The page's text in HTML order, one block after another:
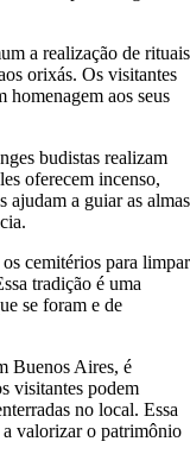
a realização de rituais
orixás. Os visitantes
homenagem aos seus
budistas realizam
oferecem incenso,
ajudam a guiar as almas
cemitérios para limpar
tradição é uma
se foram e de
Buenos Aires, é
visitantes podem
no local. Essa
a valorizar o patrimônio